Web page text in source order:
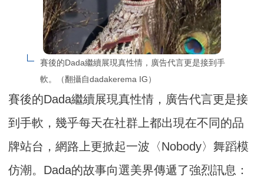
賽後的Dada繼續展現真性情，廣告代言更是接到手
軟。（翻攝自dadakerema IG）
賽後的Dada繼續展現真性情，廣告代言更是接
到手軟，幾乎每天在社群上都出現在不同的品
牌站台，網路上更掀起一波〈Nobody〉舞蹈模
仿潮。Dada的故事向選美界傳遞了強烈訊息：